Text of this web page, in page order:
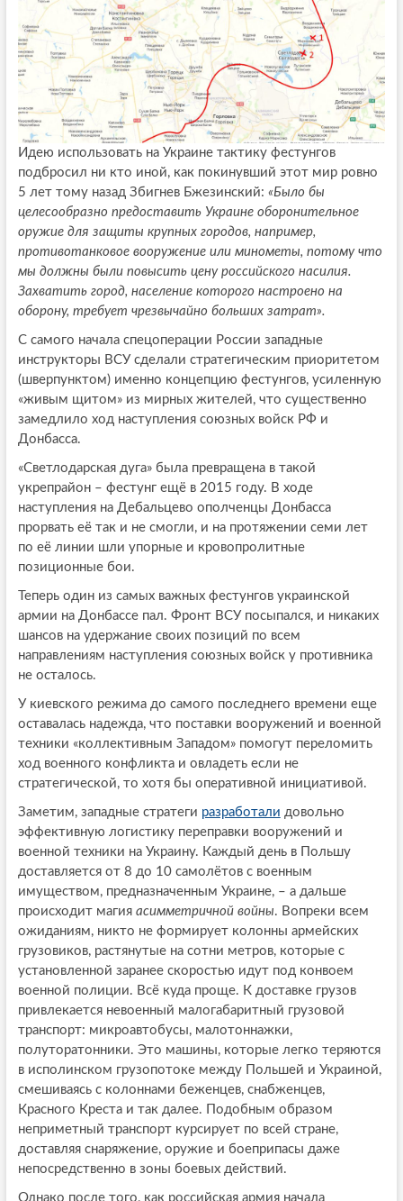
Идею использовать на Украине тактику фестунгов
подбросил ни кто иной, как покинувший этот мир ровно
5 лет тому назад Збигнев Бжезинский: «Было бы
целесообразно предоставить Украине оборонительное
оружие для защиты крупных городов, например,
противотанковое вооружение или минометы, потому что
мы должны были повысить цену российского насилия.
Захватить город, население которого настроено на
оборону, требует чрезвычайно больших затрат».
С самого начала спецоперации России западные
инструкторы ВСУ сделали стратегическим приоритетом
(шверпунктом) именно концепцию фестунгов, усиленную
«живым щитом» из мирных жителей, что существенно
замедлило ход наступления союзных войск РФ и
Донбасса.
«Светлодарская дуга» была превращена в такой
укрепрайон – фестунг ещё в 2015 году. В ходе
наступления на Дебальцево ополченцы Донбасса
прорвать её так и не смогли, и на протяжении семи лет
по её линии шли упорные и кровопролитные
позиционные бои.
Теперь один из самых важных фестунгов украинской
армии на Донбассе пал. Фронт ВСУ посыпался, и никаких
шансов на удержание своих позиций по всем
направлениям наступления союзных войск у противника
не осталось.
У киевского режима до самого последнего времени еще
оставалась надежда, что поставки вооружений и военной
техники «коллективным Западом» помогут переломить
ход военного конфликта и овладеть если не
стратегической, то хотя бы оперативной инициативой.
Заметим, западные стратеги разработали довольно
эффективную логистику переправки вооружений и
военной техники на Украину. Каждый день в Польшу
доставляется от 8 до 10 самолётов с военным
имуществом, предназначенным Украине, – а дальше
происходит магия асимметричной войны. Вопреки всем
ожиданиям, никто не формирует колонны армейских
грузовиков, растянутые на сотни метров, которые с
установленной заранее скоростью идут под конвоем
военной полиции. Всё куда проще. К доставке грузов
привлекается невоенный малогабаритный грузовой
транспорт: микроавтобусы, малотоннажки,
полуторатонники. Это машины, которые легко теряются
в исполинском грузопотоке между Польшей и Украиной,
смешиваясь с колоннами беженцев, снабженцев,
Красного Креста и так далее. Подобным образом
неприметный транспорт курсирует по всей стране,
доставляя снаряжение, оружие и боеприпасы даже
непосредственно в зоны боевых действий.
Однако после того, как российская армия начала